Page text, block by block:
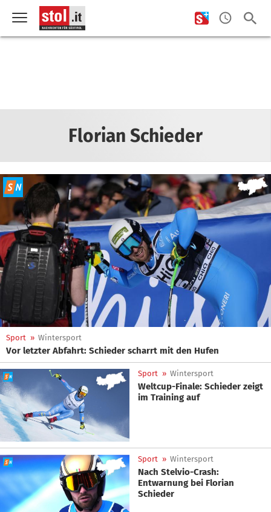
Florian Schieder
Sport » Wintersport
Vor letzter Abfahrt: Schieder scharrt mit den Hufen
Sport » Wintersport
Weltcup-Finale: Schieder zeigt
im Training auf
Sport » Wintersport
Nach Stelvio-Crash:
Entwarnung bei Florian
Schieder